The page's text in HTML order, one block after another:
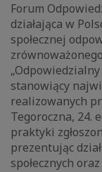
Forum
działająca w
społecznej
stanowiący
realizowanych
Tegoroczna, 24.
praktyki
prezentując
społecznych